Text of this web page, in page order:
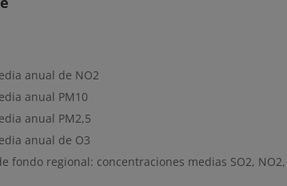
anual de NO2
anual PM10
anual PM2,5
anual de O3
fondo regional: concentraciones medias SO2, NO2,